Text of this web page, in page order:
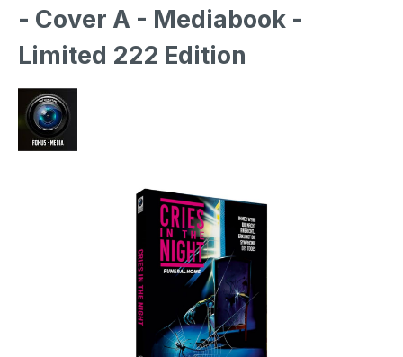
- Cover A - Mediabook -
Limited 222 Edition
Bildergalerie überspringen